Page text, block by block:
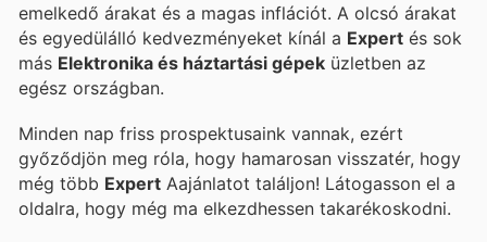
emelkedő árakat és a magas inflációt. A olcsó árakat
és egyedülálló kedvezményeket kínál a Expert és sok
más Elektronika és háztartási gépek üzletben az
egész országban.
Minden nap friss prospektusaink vannak, ezért
győződjön meg róla, hogy hamarosan visszatér, hogy
még több Expert Aajánlatot találjon! Látogasson el a
oldalra, hogy még ma elkezdhessen takarékoskodni.